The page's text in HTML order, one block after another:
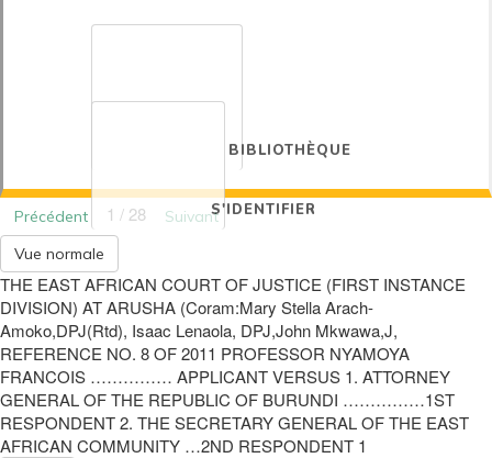
BIBLIOTHÈQUE
S'IDENTIFIER
Précédent 1 / 28
Suivant
Vue normale
THE EAST AFRICAN COURT OF JUSTICE (FIRST INSTANCE
DIVISION) AT ARUSHA (Coram:Mary Stella Arach-
Amoko,DPJ(Rtd), Isaac Lenaola, DPJ,John Mkwawa,J,
REFERENCE NO. 8 OF 2011 PROFESSOR NYAMOYA
FRANCOIS …………… APPLICANT VERSUS 1. ATTORNEY
GENERAL OF THE REPUBLIC OF BURUNDI ……………1ST
RESPONDENT 2. THE SECRETARY GENERAL OF THE EAST
AFRICAN COMMUNITY …2ND RESPONDENT 1